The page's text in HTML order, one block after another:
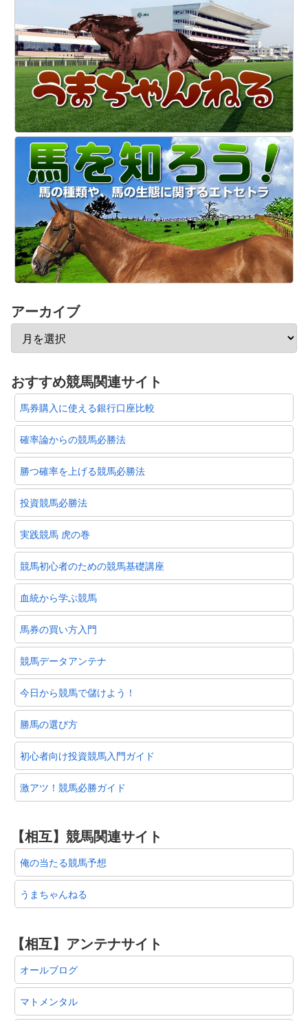
アーカイブ
おすすめ競馬関連サイト
馬券購入に使える銀行口座比較
確率論からの競馬必勝法
勝つ確率を上げる競馬必勝法
投資競馬必勝法
実践競馬 虎の巻
競馬初心者のための競馬基礎講座
血統から学ぶ競馬
馬券の買い方入門
競馬データアンテナ
今日から競馬で儲けよう！
勝馬の選び方
初心者向け投資競馬入門ガイド
激アツ！競馬必勝ガイド
【相互】競馬関連サイト
俺の当たる競馬予想
うまちゃんねる
【相互】アンテナサイト
オールブログ
マトメンタル